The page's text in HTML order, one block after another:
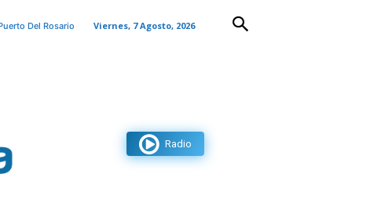
Del Rosario Viernes, 7 Agosto, 2026
Radio